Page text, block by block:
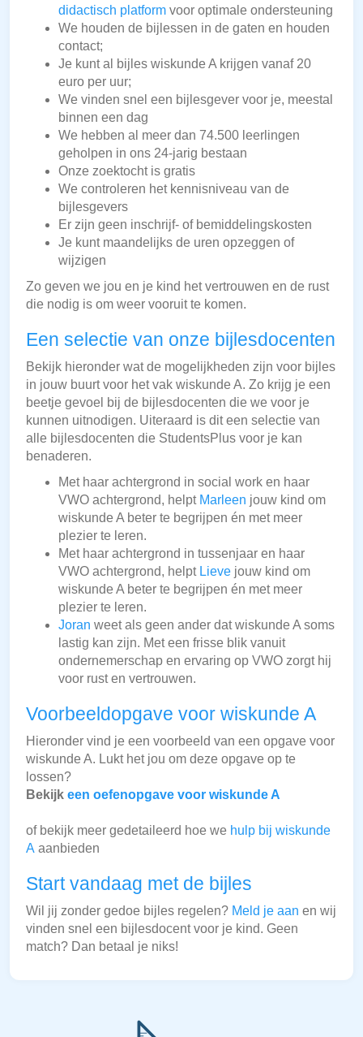
didactisch platform voor optimale ondersteuning
We houden de bijlessen in de gaten en houden
contact;
Je kunt al bijles wiskunde A krijgen vanaf 20
euro per uur;
We vinden snel een bijlesgever voor je, meestal
binnen een dag
We hebben al meer dan 74.500 leerlingen
geholpen in ons 24-jarig bestaan
Onze zoektocht is gratis
We controleren het kennisniveau van de
bijlesgevers
Er zijn geen inschrijf- of bemiddelingskosten
Je kunt maandelijks de uren opzeggen of
wijzigen
Zo geven we jou en je kind het vertrouwen en de rust
die nodig is om weer vooruit te komen.
Een selectie van onze bijlesdocenten
Bekijk hieronder wat de mogelijkheden zijn voor bijles
in jouw buurt voor het vak wiskunde A. Zo krijg je een
beetje gevoel bij de bijlesdocenten die we voor je
kunnen uitnodigen. Uiteraard is dit een selectie van
alle bijlesdocenten die StudentsPlus voor je kan
benaderen.
Met haar achtergrond in social work en haar
VWO achtergrond, helpt Marleen jouw kind om
wiskunde A beter te begrijpen én met meer
plezier te leren.
Met haar achtergrond in tussenjaar en haar
VWO achtergrond, helpt Lieve jouw kind om
wiskunde A beter te begrijpen én met meer
plezier te leren.
Joran weet als geen ander dat wiskunde A soms
lastig kan zijn. Met een frisse blik vanuit
ondernemerschap en ervaring op VWO zorgt hij
voor rust en vertrouwen.
Voorbeeldopgave voor wiskunde A
Hieronder vind je een voorbeeld van een opgave voor
wiskunde A. Lukt het jou om deze opgave op te
lossen?
Bekijk een oefenopgave voor wiskunde A
of bekijk meer gedetaileerd hoe we hulp bij wiskunde
A aanbieden
Start vandaag met de bijles
Wil jij zonder gedoe bijles regelen? Meld je aan en wij
vinden snel een bijlesdocent voor je kind. Geen
match? Dan betaal je niks!